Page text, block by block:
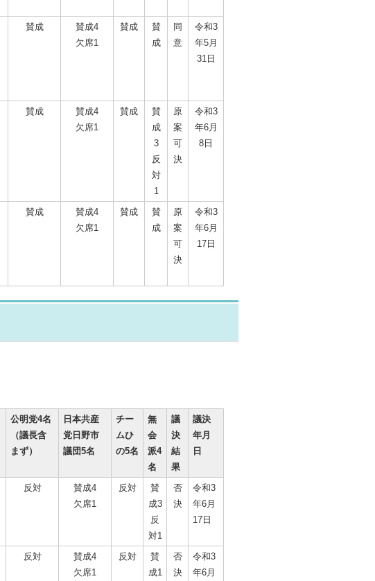
賛成
賛成4
欠席1
賛成
賛
成
同
意
令和3
年5月
31日
賛成
賛成4
欠席1
賛成
賛
成
3
反
対
1
原
案
可
決
令和3
年6月
8日
賛成
賛成4
欠席1
賛成
賛
成
原
案
可
決
令和3
年6月
17日
公明党4名
（議長含
まず）
日本共産
党日野市
議団5名
チー
ムひ
の5名
無
会
派4
名
議
決
結
果
議決
年月
日
反対
賛成4
欠席1
反対
賛
成3
反
対1
否
決
令和3
年6月
17日
反対
賛成4
欠席1
反対
賛
成1
否
決
令和3
年6月